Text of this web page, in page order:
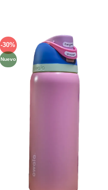
-30%
Nuevo
lista de
deseos